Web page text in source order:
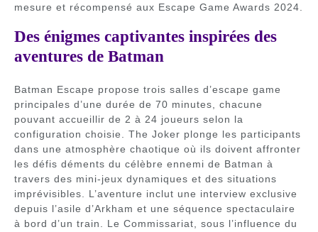
mesure et récompensé aux Escape Game Awards 2024.
Des énigmes captivantes inspirées des
aventures de Batman
Batman Escape propose trois salles d’escape game
principales d’une durée de 70 minutes, chacune
pouvant accueillir de 2 à 24 joueurs selon la
configuration choisie. The Joker plonge les participants
dans une atmosphère chaotique où ils doivent affronter
les défis déments du célèbre ennemi de Batman à
travers des mini-jeux dynamiques et des situations
imprévisibles. L’aventure inclut une interview exclusive
depuis l’asile d’Arkham et une séquence spectaculaire
à bord d’un train. Le Commissariat, sous l’influence du